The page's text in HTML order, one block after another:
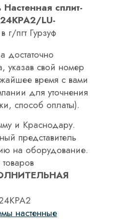
Настенная сплит-
LU-
г/пгт Гурзуф
достаточно
указав свой номер
время с вами
для уточнения
способ оплаты).
и Краснодару.
представитель
на оборудование.
настенные